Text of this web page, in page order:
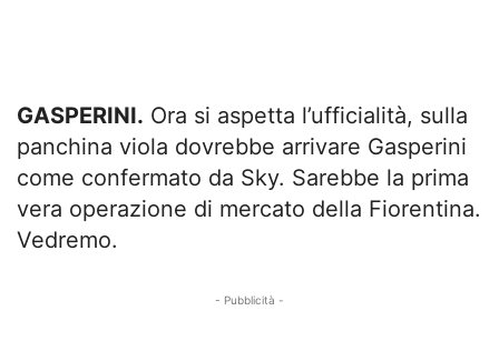
GASPERINI. Ora si aspetta l’ufficialità, sulla
panchina viola dovrebbe arrivare Gasperini
come confermato da Sky. Sarebbe la prima
vera operazione di mercato della Fiorentina.
Vedremo.
- Pubblicità -